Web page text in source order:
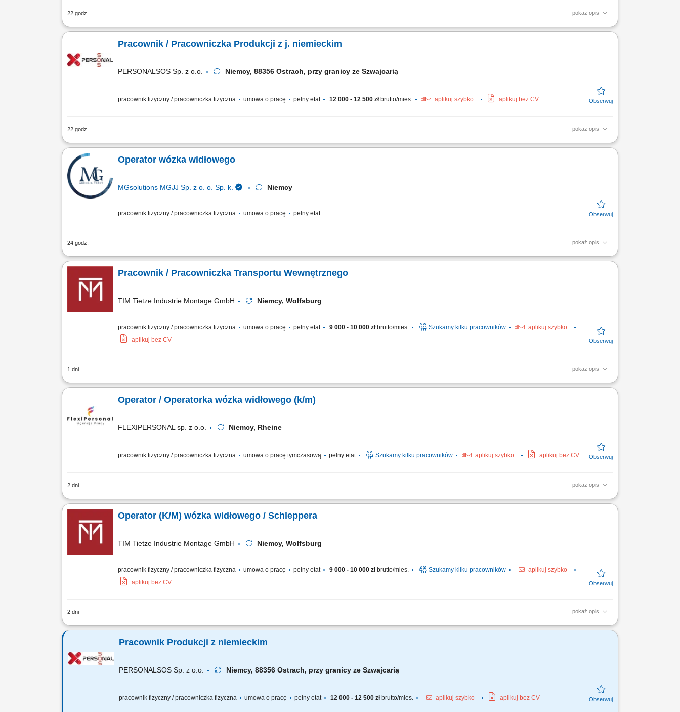
22 godz. pokaż opis
Zadania: obsługa wózków widłowych wysokiego składu; obsługa wózków czołowych (frontowych) transport oraz składowanie części do wagonów kolejowych;
Pracownik / Pracowniczka Produkcji z j. niemieckim
PERSONALSOS Sp. z o.o. Niemcy, 88356 Ostrach, przy granicy ze Szwajcarią
pracownik fizyczny / pracowniczka fizyczna umowa o pracę pełny etat 12 000 - 12 500 złbrutto/mies. aplikuj szybko aplikuj bez CV
22 godz. pokaż opis
Opis stanowiska Obsługa maszyn i urządzeń służących do bezpiecznego napełniania opakowań różnorodnymi produktami chemicznymi. Kompleksowe pakowanie
Operator wózka widłowego
MGsolutions MGJJ Sp. z o. o. Sp. k. Niemcy
pracownik fizyczny / pracowniczka fizyczna umowa o pracę pełny etat
24 godz. pokaż opis
Opis stanowiska Magazynowanie towaru - załadunek oraz rozładunek towarów dostarczanych do magazynu; Przyjmowanie dostaw; Przygotowywanie towaru do
Pracownik / Pracowniczka Transportu Wewnętrznego
TIM Tietze Industrie Montage GmbH Niemcy, Wolfsburg
pracownik fizyczny / pracowniczka fizyczna umowa o pracę pełny etat 9 000 - 10 000 złbrutto/mies. Szukamy kilku pracowników
aplikuj szybko
aplikuj bez CV
1 dni pokaż opis
Opis stanowiska: transport materiałów i części między działami produkcyjnymi, obsługa sprzętu transportowego na terenie hali, wspieranie procesów logistycznych i
Operator / Operatorka wózka widłowego (k/m)
FLEXIPERSONAL sp. z o.o. Niemcy, Rheine
pracownik fizyczny / pracowniczka fizyczna umowa o pracę tymczasową pełny etat Szukamy kilku pracowników aplikuj szybko aplikuj bez CV
2 dni pokaż opis
Opis stanowiska Realizacja wewnętrznego transportu towarów oraz palet przy użyciu wózka widłowego; Obsługa strefy przyjęć i wydań, w tym sprawny rozładunek oraz
Operator (K/M) wózka widłowego / Schleppera
TIM Tietze Industrie Montage GmbH Niemcy, Wolfsburg
pracownik fizyczny / pracowniczka fizyczna umowa o pracę pełny etat 9 000 - 10 000 złbrutto/mies. Szukamy kilku pracowników
aplikuj szybko
aplikuj bez CV
2 dni pokaż opis
Zakres obowiązków obsługa wózka widłowego lub schleppera; dostarczanie komponentów na linię produkcyjną; zapewnienie ciągłości produkcji; realizacja zadań
Pracownik Produkcji z niemieckim
PERSONALSOS Sp. z o.o. Niemcy, 88356 Ostrach, przy granicy ze Szwajcarią
pracownik fizyczny / pracowniczka fizyczna umowa o pracę pełny etat 12 000 - 12 500 złbrutto/mies. aplikuj szybko aplikuj bez CV